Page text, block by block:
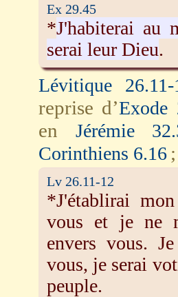
Ex 29.45
*J'habiterai au
serai leur Dieu.
Lévitique 26.11-
reprise d’Exode
en Jérémie
Corinthiens 6.16
Lv 26.11-12
*J'établirai
vous et je ne
envers vous.
vous, je serai
peuple.